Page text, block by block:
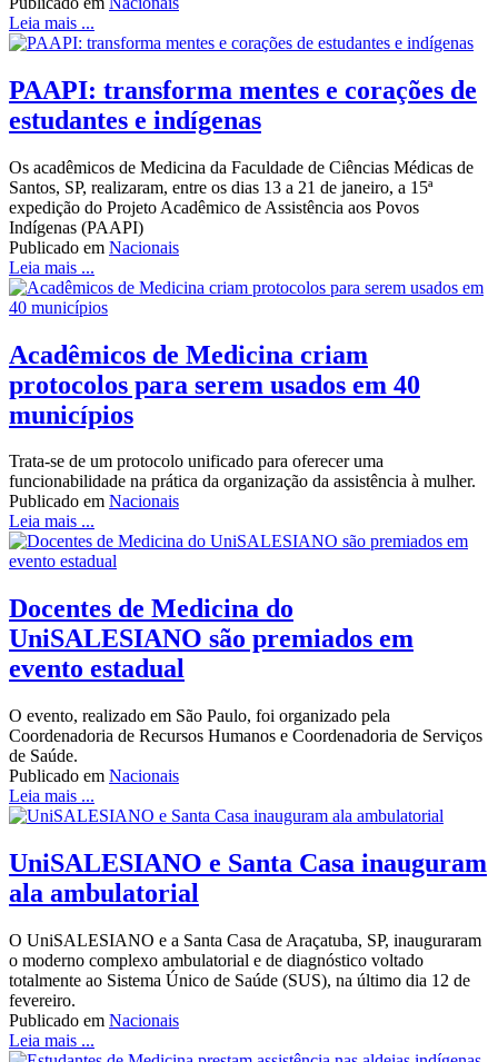
Leia mais ...
PAAPI: transforma mentes e corações de
estudantes e indígenas
Os acadêmicos de Medicina da Faculdade de Ciências Médicas de
Santos, SP, realizaram, entre os dias 13 a 21 de janeiro, a 15ª
expedição do Projeto Acadêmico de Assistência aos Povos
Indígenas (PAAPI)
Publicado em Nacionais
Leia mais ...
Acadêmicos de Medicina criam
protocolos para serem usados em 40
municípios
Trata-se de um protocolo unificado para oferecer uma
funcionabilidade na prática da organização da assistência à mulher.
Publicado em Nacionais
Leia mais ...
Docentes de Medicina do
UniSALESIANO são premiados em
evento estadual
O evento, realizado em São Paulo, foi organizado pela
Coordenadoria de Recursos Humanos e Coordenadoria de Serviços
de Saúde.
Publicado em Nacionais
Leia mais ...
UniSALESIANO e Santa Casa inauguram
ala ambulatorial
O UniSALESIANO e a Santa Casa de Araçatuba, SP, inauguraram
o moderno complexo ambulatorial e de diagnóstico voltado
totalmente ao Sistema Único de Saúde (SUS), na último dia 12 de
fevereiro.
Publicado em Nacionais
Leia mais ...